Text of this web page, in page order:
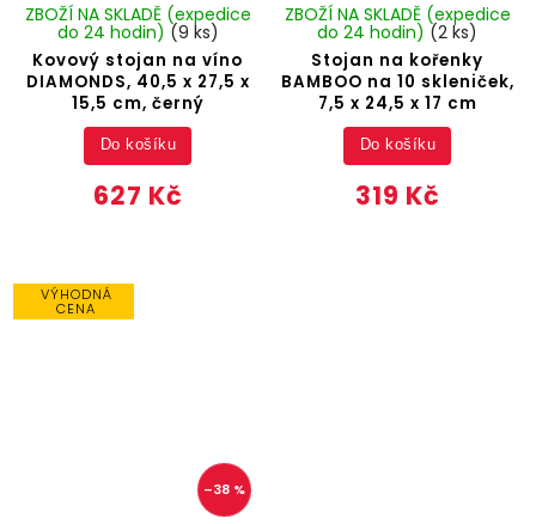
Kovový stojan na víno
DIAMONDS, 40,5 x 27,5 x
15,5 cm, černý
ZBOŽÍ NA SKLADĚ (expedice
do 24 hodin) (9 ks)
627 Kč
Do košíku
Stojan na kořenky
BAMBOO na 10 skleniček,
7,5 x 24,5 x 17 cm
ZBOŽÍ NA SKLADĚ (expedice
do 24 hodin) (2 ks)
319 Kč
Do košíku
VÝHODNÁ
CENA
–38 %